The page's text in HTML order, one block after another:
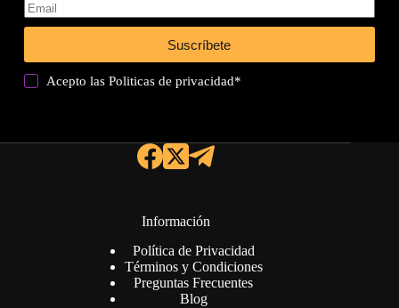
Suscríbete
Acepto lasPoliticas de privacidad*
Información
Política de Privacidad
Términos y Condiciones
Preguntas Frecuentes
Blog